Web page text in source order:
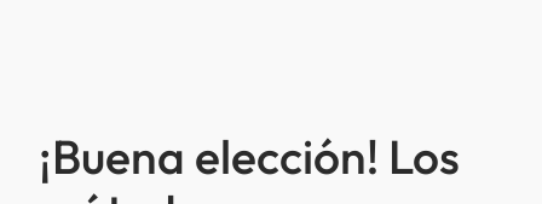
¡Buena elección! Los